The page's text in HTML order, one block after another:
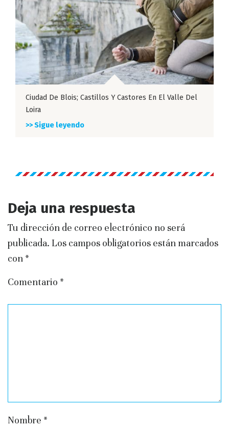
Ciudad De Blois; Castillos Y Castores En El Valle Del
Loira
>> Sigue leyendo
Deja una respuesta
Tu dirección de correo electrónico no será
publicada. Los campos obligatorios están marcados
con *
Comentario *
Nombre *